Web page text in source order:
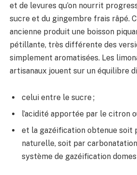
et de levures qu’on nourrit
sucre et du gingembre frais râpé.
ancienne produit une boisson
pétillante, très différente des
simplement aromatisées. Les
artisanaux jouent sur un équilibre
celui entre le sucre ;
l’acidité apportée par le citron
et la gazéification obtenue soit
naturelle, soit par carbonatation
système de gazéification